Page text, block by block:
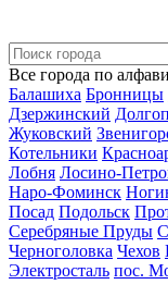
Все города по
Балашиха Бронницы
Дзержинский
Жуковский
Котельники
Лобня Лосино-
Наро-Фоминск
Посад Подольск
Серебряные Пруды
Черноголовка Чехов
Электросталь пос.